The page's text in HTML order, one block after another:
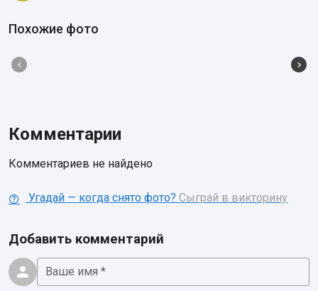
Похожие фото
Комментарии
Комментариев не найдено
Угадай — когда снято фото? Сыграй в викторину
Добавить комментарий
Ваше имя *